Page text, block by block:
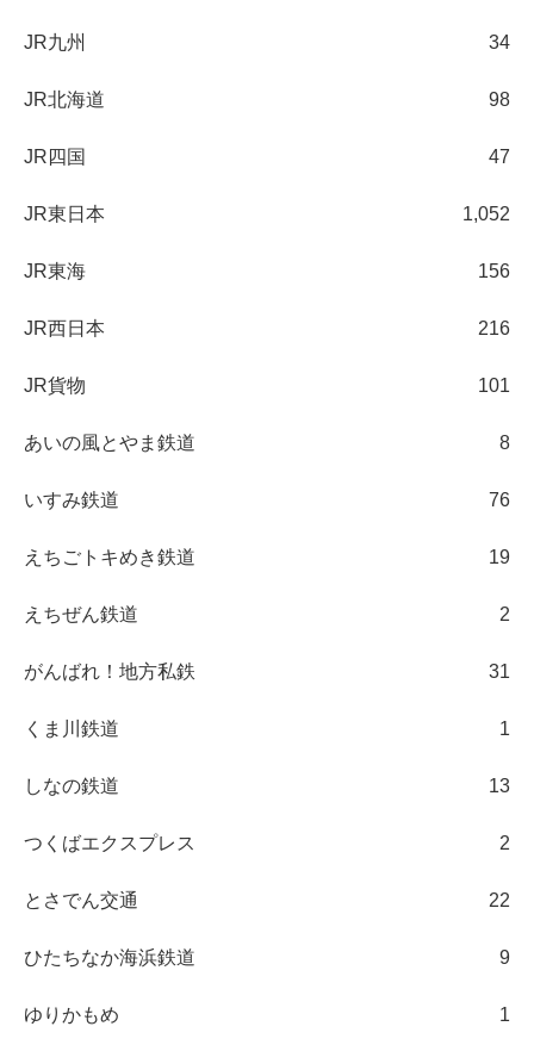
JR九州 34
JR北海道 98
JR四国 47
JR東日本 1,052
JR東海 156
JR西日本 216
JR貨物 101
あいの風とやま鉄道 8
いすみ鉄道 76
えちごトキめき鉄道 19
えちぜん鉄道 2
がんばれ！地方私鉄 31
くま川鉄道 1
しなの鉄道 13
つくばエクスプレス 2
とさでん交通 22
ひたちなか海浜鉄道 9
ゆりかもめ 1